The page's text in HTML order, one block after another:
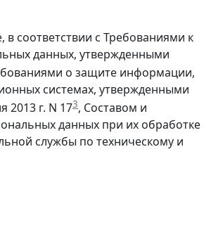
соответствии с Требованиями к
данных, утвержденными
о защите информации,
системах, утвержденными
2013 г. N 173, Составом и
данных при их обработке
службы по техническому и